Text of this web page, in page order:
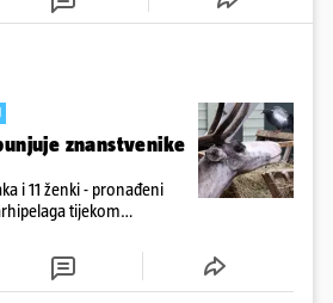
znanstvenike
i 11 ženki - pronađeni
tijekom